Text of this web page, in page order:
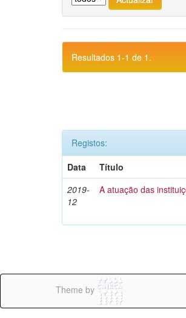
Resultados 1-1 de 1.
Registos:
Data
Título
2019-
12
A atuação das
Theme by